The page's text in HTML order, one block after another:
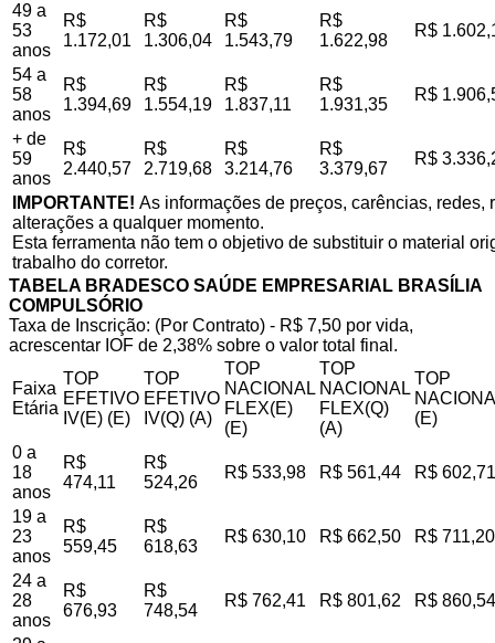
49 a
53
anos
R$
1.172,01
R$
1.306,04
R$
1.543,79
R$
1.622,98
R$
54 a
58
anos
R$
1.394,69
R$
1.554,19
R$
1.837,11
R$
1.931,35
R$
+ de
59
anos
R$
2.440,57
R$
2.719,68
R$
3.214,76
R$
3.379,67
R$
IMPORTANTE! As informações de preços, carências,
alterações a qualquer momento.
Esta ferramenta não tem o objetivo de substituir o material
trabalho do corretor.
TABELA BRADESCO SAÚDE EMPRESARIAL BRASÍLIA
COMPULSÓRIO
Taxa de Inscrição: (Por Contrato) - R$ 7,50 por vida,
acrescentar IOF de 2,38% sobre o valor total final.
Faixa
Etária
TOP
EFETIVO
IV(E) (E)
TOP
EFETIVO
IV(Q) (A)
TOP
NACIONAL
FLEX(E)
(E)
TOP
NACIONAL
FLEX(Q)
(A)
TOP
(E)
0 a
18
anos
R$
474,11
R$
524,26
R$ 533,98 R$ 561,44 R$ 602,71
19 a
23
anos
R$
559,45
R$
618,63
R$ 630,10 R$ 662,50 R$ 711,20
24 a
28
anos
R$
676,93
R$
748,54
R$ 762,41 R$ 801,62 R$ 860,54